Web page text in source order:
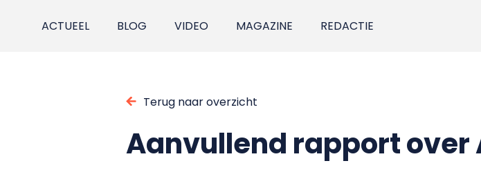
ACTUEEL BLOG VIDEO MAGAZINE REDACTIE
Terug naar overzicht
Aanvullend rapport over